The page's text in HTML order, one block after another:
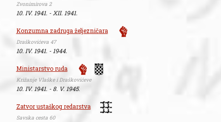
Zvonimirova 2
10. IV. 1941. - XII. 1941.
Konzumna zadruga željezničara
Draškovićeva 47
10. IV. 1941. - 1944.
Ministarstvo ruda
Križanje Vlaške i Draškovićeve
10. IV. 1941. - 8. V. 1945.
Zatvor ustaškog redarstva
Savska cesta 60